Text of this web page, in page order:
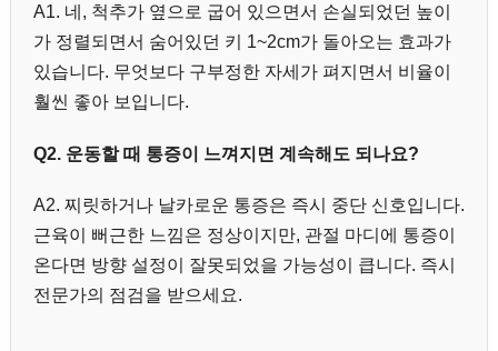
A1. 네, 척추가 옆으로 굽어 있으면서 손실되었던 높이
가 정렬되면서 숨어있던 키 1~2cm가 돌아오는 효과가
있습니다. 무엇보다 구부정한 자세가 펴지면서 비율이
훨씬 좋아 보입니다.
Q2. 운동할 때 통증이 느껴지면 계속해도 되나요?
A2. 찌릿하거나 날카로운 통증은 즉시 중단 신호입니다.
근육이 뻐근한 느낌은 정상이지만, 관절 마디에 통증이
온다면 방향 설정이 잘못되었을 가능성이 큽니다. 즉시
전문가의 점검을 받으세요.